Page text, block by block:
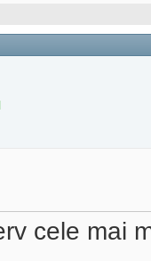
cele mai